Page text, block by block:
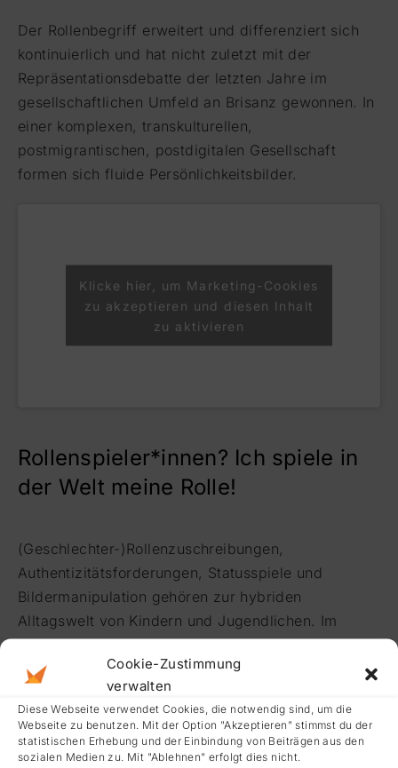
Cookie-Zustimmung
verwalten
Diese Webseite verwendet Cookies, die notwendig sind, um die
Webseite zu benutzen. Mit der Option "Akzeptieren" stimmst du der
statistischen Erhebung und der Einbindung von Beiträgen aus den
sozialen Medien zu. Mit "Ablehnen" erfolgt dies nicht.
Der Rollenbegriff erweitert und differenziert sich
kontinuierlich und hat nicht zuletzt mit der
Repräsentationsdebatte der letzten Jahre im
gesellschaftlichen Umfeld an Brisanz gewonnen. In
einer komplexen, transkulturellen,
postmigrantischen, postdigitalen Gesellschaft
formen sich fluide Persönlichkeitsbilder.
Klicke hier, um Marketing-Cookies
zu akzeptieren und diesen Inhalt
zu aktivieren
Rollenspieler*innen? Ich spiele in
der Welt meine Rolle!
(Geschlechter-)Rollenzuschreibungen,
Authentizitätsforderungen, Statusspiele und
Bildermanipulation gehören zur hybriden
Alltagswelt von Kindern und Jugendlichen. Im
Spannungsfeld zwischen Ich- und Rollenidentität,
zwischen Fiktion und Wirklichkeit, spielt die Selbst-
Inszenierung in der analogen und digitalen Welt
eine große Rolle. Umso wichtiger erscheint ein
genaue Rollenanalyse im Theaterunterricht!